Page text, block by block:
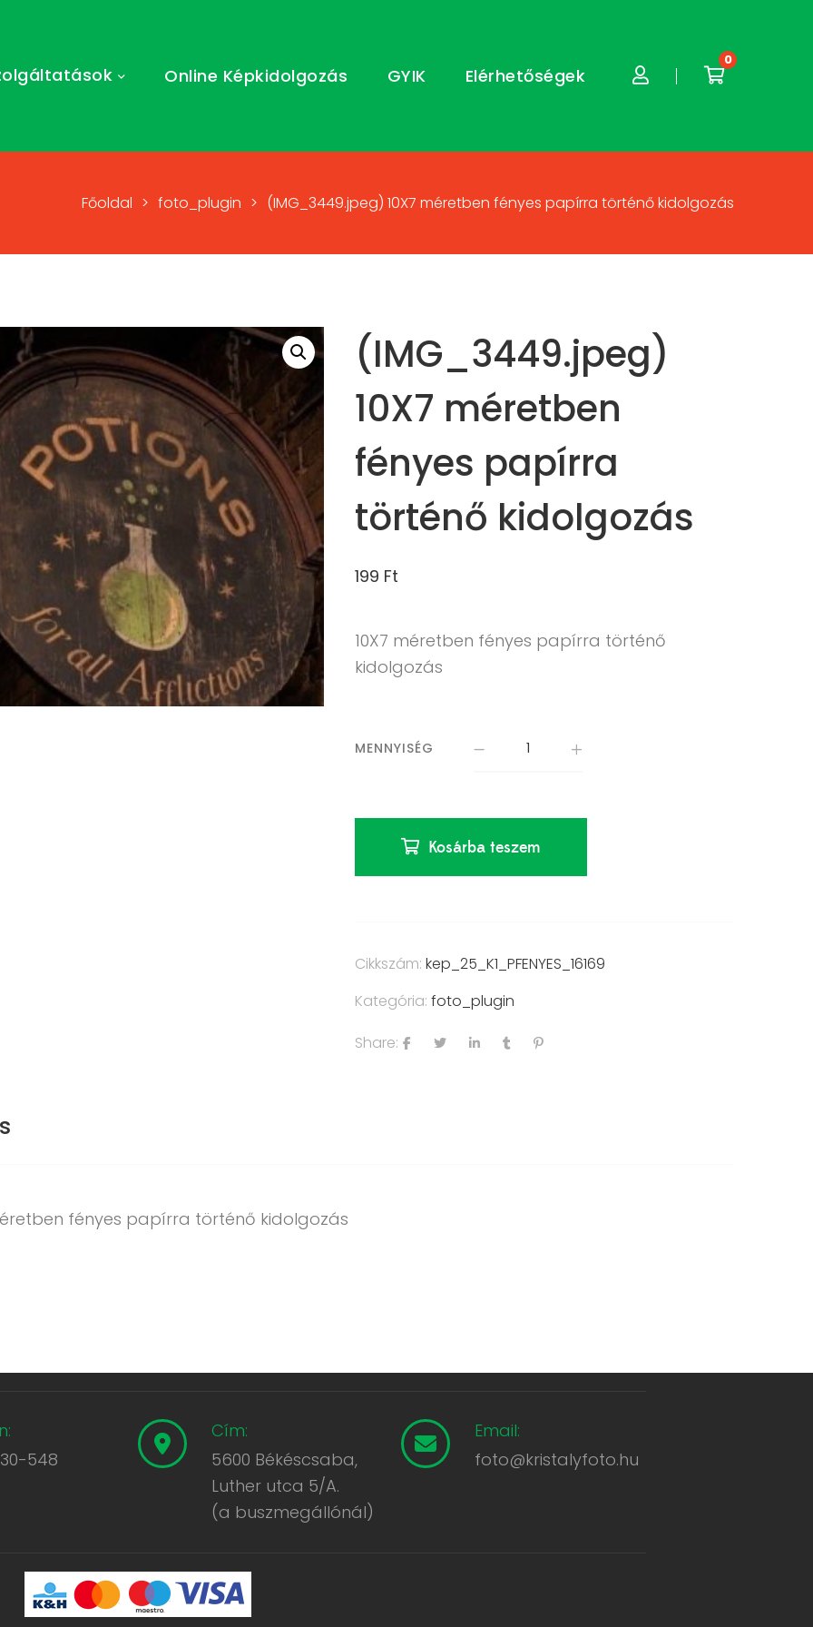
Online Képkidolgozás GYIK Elérhetőségek
0
Főoldal > foto_plugin > (IMG_3449.jpeg) 10X7 méretben fényes papírra történő kidolgozás
(IMG_3449.jpeg)
10X7 méretben
fényes papírra
történő kidolgozás
199 Ft
10X7 méretben fényes papírra történő
kidolgozás
MENNYISÉG
Kosárba teszem
Cikkszám:kep_25_K1_PFENYES_16169
Kategória:foto_plugin
Share:
fényes papírra történő kidolgozás
548
Cím:
5600 Békéscsaba,
Luther utca 5/A.
(a buszmegállónál)
Email:
foto@kristalyfoto.hu